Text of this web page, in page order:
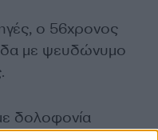
ο 56χρονος
με ψευδώνυμο
δολοφονία